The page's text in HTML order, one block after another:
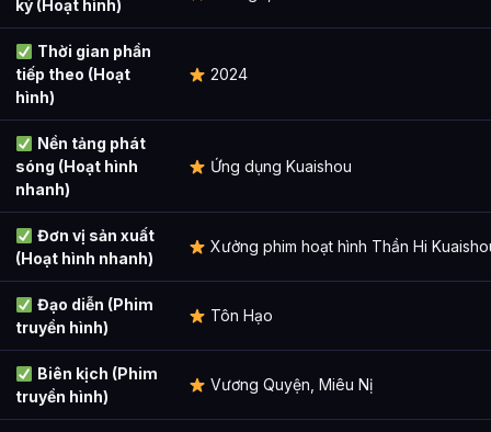
ký (Hoạt hình)
Thời gian phần
tiếp theo (Hoạt
hình)
2024
Nền tảng phát
sóng (Hoạt hình
nhanh)
Ứng dụng Kuaishou
Đơn vị sản xuất
(Hoạt hình nhanh)
Xưởng phim hoạt hình Thần Hi
Đạo diễn (Phim
truyền hình)
Tôn Hạo
Biên kịch (Phim
truyền hình)
Vương Quyện, Miêu Nị